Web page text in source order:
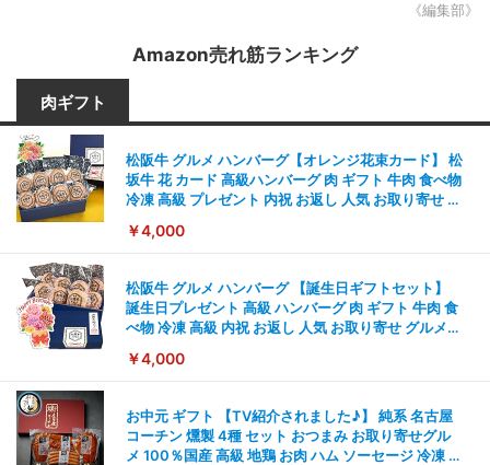
《編集部》
Amazon売れ筋ランキング
肉ギフト
松阪牛 グルメ ハンバーグ【オレンジ花束カード】 松
坂牛 花 カード 高級ハンバーグ 肉 ギフト 牛肉 食べ物
冷凍 高級 プレゼント 内祝 お返し 人気 お取り寄せ グ
￥4,000
松阪牛 グルメ ハンバーグ 【誕生日ギフトセット】
誕生日プレゼント 高級 ハンバーグ 肉 ギフト 牛肉 食
べ物 冷凍 高級 内祝 お返し 人気 お取り寄せ グルメ
￥4,000
お中元 ギフト 【TV紹介されました♪】 純系 名古屋
コーチン 燻製 4種 セット おつまみ お取り寄せグル
メ 100％国産 高級 地鶏 お肉 ハム ソーセージ 冷凍 化